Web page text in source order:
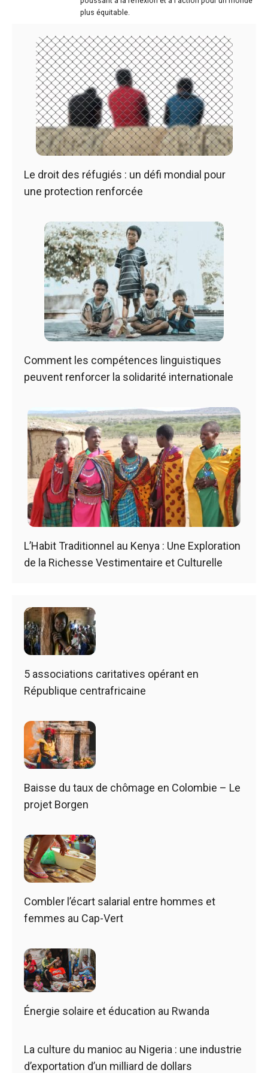
plus équitable.
Le droit des réfugiés : un défi mondial pour
une protection renforcée
Comment les compétences linguistiques
peuvent renforcer la solidarité internationale
L’Habit Traditionnel au Kenya : Une Exploration
de la Richesse Vestimentaire et Culturelle
5 associations caritatives opérant en
République centrafricaine
Baisse du taux de chômage en Colombie – Le
projet Borgen
Combler l’écart salarial entre hommes et
femmes au Cap-Vert
Énergie solaire et éducation au Rwanda
La culture du manioc au Nigeria : une industrie
d’exportation d’un milliard de dollars